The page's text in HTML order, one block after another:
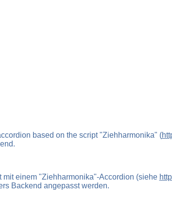
based on the script "Ziehharmonika" (
einem "Ziehharmonika"-Accordion (siehe
Backend angepasst werden.